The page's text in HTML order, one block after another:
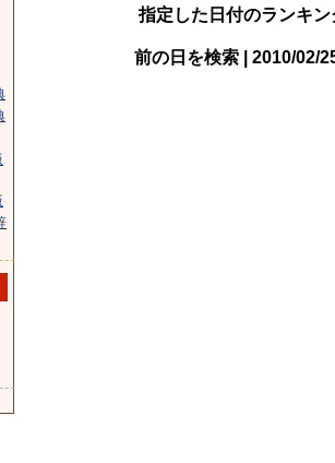
指定した日付のランキ
前の日を検索 | 2010/02/